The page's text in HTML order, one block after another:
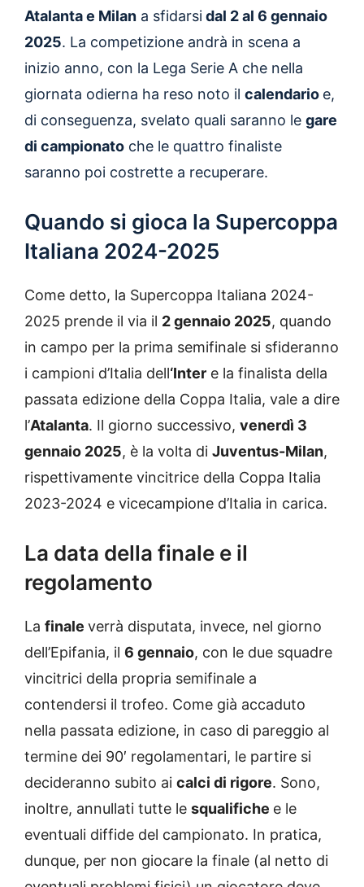
Atalanta e Milan a sfidarsidal 2 al 6 gennaio
2025. La competizione andrà in scena a
inizio anno, con la Lega Serie A che nella
giornata odierna ha reso noto il calendario e,
di conseguenza, svelato quali saranno le gare
di campionato che le quattro finaliste
saranno poi costrette a recuperare.
Quando si gioca la Supercoppa
Italiana 2024-2025
Come detto, la Supercoppa Italiana 2024-
2025 prende il via il 2 gennaio 2025, quando
in campo per la prima semifinale si sfideranno
i campioni d’Italia dell‘Inter e la finalista della
passata edizione della Coppa Italia, vale a dire
l’Atalanta. Il giorno successivo, venerdì 3
gennaio 2025, è la volta di Juventus-Milan,
rispettivamente vincitrice della Coppa Italia
2023-2024 e vicecampione d’Italia in carica.
La data della finale e il
regolamento
La finale verrà disputata, invece, nel giorno
dell’Epifania, il 6 gennaio, con le due squadre
vincitrici della propria semifinale a
contendersi il trofeo. Come già accaduto
nella passata edizione, in caso di pareggio al
termine dei 90′ regolamentari, le partire si
decideranno subito ai calci di rigore. Sono,
inoltre, annullati tutte le squalifiche e le
eventuali diffide del campionato. In pratica,
dunque, per non giocare la finale (al netto di